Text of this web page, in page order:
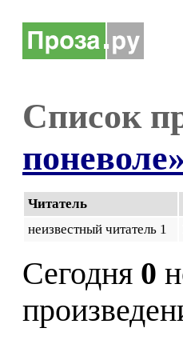
Список
поневоле»
Читатель
неизвестный читатель 1
Сегодня 0